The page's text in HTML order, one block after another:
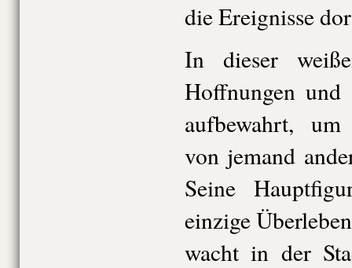
die Ereignisse
In dieser
Hoffnungen und
aufbewahrt,
von jemand
Seine
einzige
wacht in der